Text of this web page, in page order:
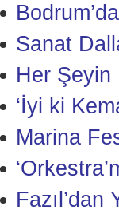
Sanat
Her Şeyin
‘İyi ki
Marina
Fazıl’dan